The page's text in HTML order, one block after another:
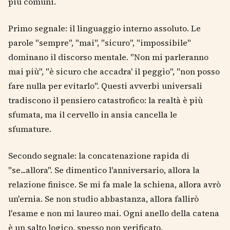
Primo segnale: il linguaggio interno assoluto. Le
parole "sempre", "mai", "sicuro", "impossibile"
dominano il discorso mentale. "Non mi parleranno
mai più", "è sicuro che accadra' il peggio", "non posso
fare nulla per evitarlo". Questi avverbi universali
tradiscono il pensiero catastrofico: la realtà è più
sfumata, ma il cervello in ansia cancella le
sfumature.
Secondo segnale: la concatenazione rapida di
"se...allora". Se dimentico l'anniversario, allora la
relazione finisce. Se mi fa male la schiena, allora avrò
un'ernia. Se non studio abbastanza, allora fallirò
l'esame e non mi laureo mai. Ogni anello della catena
è un salto logico, spesso non verificato.